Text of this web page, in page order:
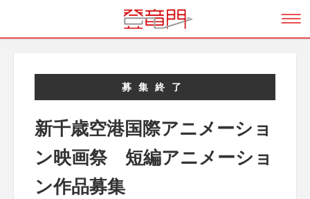
募集終了
新千歳空港国際アニメーショ
ン映画祭 短編アニメーショ
ン作品募集